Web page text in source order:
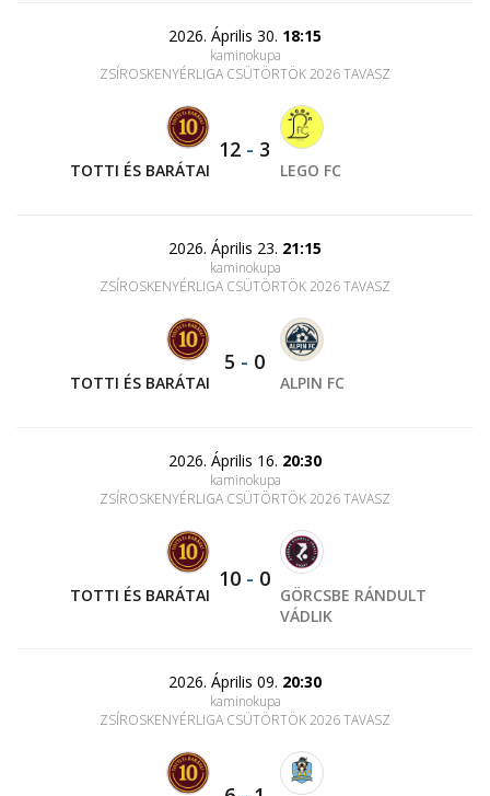
2026. Április 30. 18:15
kaminokupa
ZSÍROSKENYÉRLIGA CSÜTÖRTÖK 2026 TAVASZ
TOTTI ÉS BARÁTAI
12 - 3
LEGO FC
2026. Április 23. 21:15
kaminokupa
ZSÍROSKENYÉRLIGA CSÜTÖRTÖK 2026 TAVASZ
TOTTI ÉS BARÁTAI
5 - 0
ALPIN FC
2026. Április 16. 20:30
kaminokupa
ZSÍROSKENYÉRLIGA CSÜTÖRTÖK 2026 TAVASZ
TOTTI ÉS BARÁTAI
10 - 0
GÖRCSBE RÁNDULT
VÁDLIK
2026. Április 09. 20:30
kaminokupa
ZSÍROSKENYÉRLIGA CSÜTÖRTÖK 2026 TAVASZ